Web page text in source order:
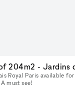
Royal Paris available
must see!